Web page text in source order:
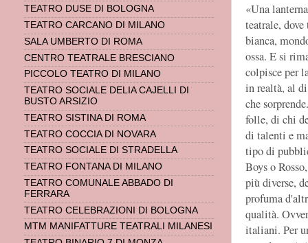
«Una
teatrale,
bianca,
ossa. E si
colpisce per
in realtà, al
che
folle, di chi
di talenti e
tipo di
Boys o
più diverse,
profuma
qualità.
italiani. Per
TEATRO DUSE DI BOLOGNA
TEATRO CARCANO DI MILANO
SALA UMBERTO DI ROMA
CENTRO TEATRALE BRESCIANO
PICCOLO TEATRO DI MILANO
TEATRO SOCIALE DELIA CAJELLI DI
BUSTO ARSIZIO
TEATRO SISTINA DI ROMA
TEATRO COCCIA DI NOVARA
TEATRO SOCIALE DI STRADELLA
TEATRO FONTANA DI MILANO
TEATRO COMUNALE ABBADO DI
FERRARA
TEATRO CELEBRAZIONI DI BOLOGNA
MTM MANIFATTURE TEATRALI MILANESI